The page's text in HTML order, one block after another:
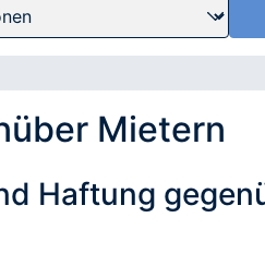
Mietern
Haftung